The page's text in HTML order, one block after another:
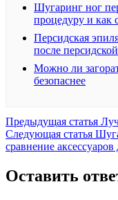
Шугаринг ног
процедуру и как
Персидская
после
Можно ли
безопаснее
Предыдущая статья
Следующая статья
сравнение
Оставить